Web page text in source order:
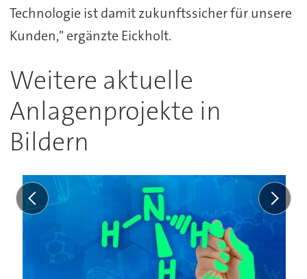
Technologie ist damit zukunftssicher für unsere
Kunden," ergänzte Eickholt.
Weitere aktuelle
Anlagenprojekte in
Bildern